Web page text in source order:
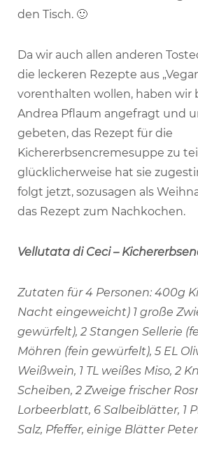
den Tisch. 🙂
Da wir auch allen anderen
die leckeren Rezepte aus
vorenthalten wollen, haben wir
Andrea Pflaum angefragt und
gebeten, das Rezept für die
Kichererbsencremesuppe zu
glücklicherweise hat sie
folgt jetzt, sozusagen als
das Rezept zum Nachkochen.
Vellutata di Ceci –
Zutaten für 4 Personen: 400g
Nacht eingeweicht) 1 große
gewürfelt), 2 Stangen Sellerie
Möhren (fein gewürfelt), 5 EL
Weißwein, 1 TL weißes Miso, 2
Scheiben, 2 Zweige frischer
Lorbeerblatt, 6 Salbeiblätter, 1
Salz, Pfeffer, einige Blätter